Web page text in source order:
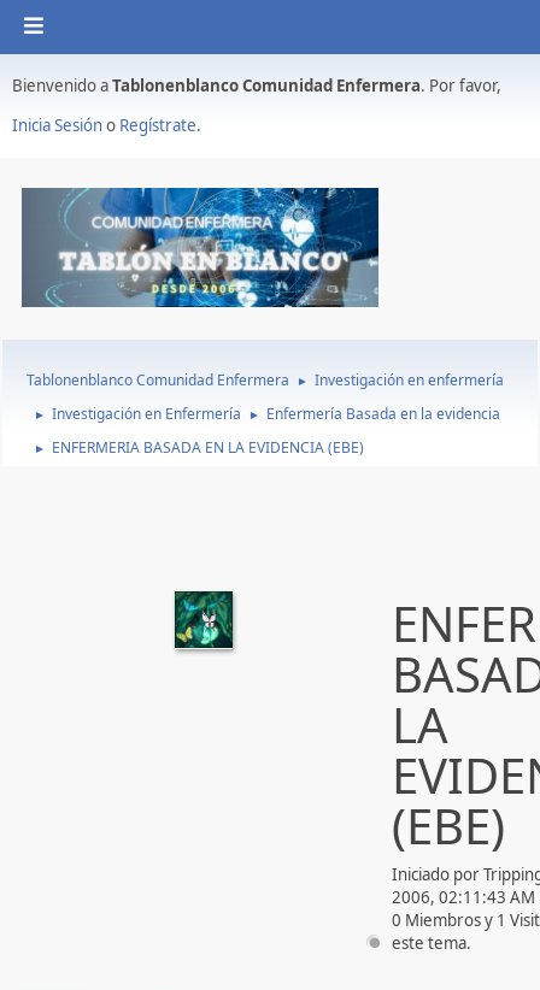
Bienvenido aTablonenblanco Comunidad Enfermera. Por favor,
Inicia Sesióno Regístrate.
Tablonenblanco Comunidad Enfermera ► Investigación en enfermería
► Investigación en Enfermería ► Enfermería Basada en la evidencia
► ENFERMERIA BASADA EN LA EVIDENCIA (EBE)
LA
(EBE)
Iniciado por
2006, 02:11:43 AM
0 Miembros y 1
este tema.